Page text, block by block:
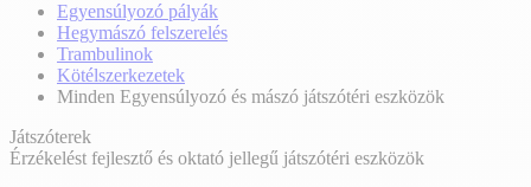
Egyensúlyozó pályák
Hegymászó felszerelés
Trambulinok
Kötélszerkezetek
Minden Egyensúlyozó és mászó játszótéri eszközök
Játszóterek
Érzékelést fejlesztő és oktató jellegű játszótéri eszközök